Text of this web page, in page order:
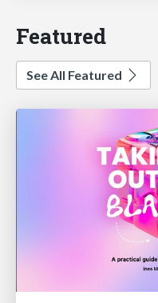
Featured
See All Featured